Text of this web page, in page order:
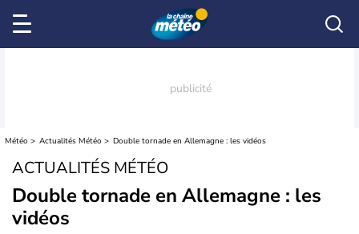
Météo Actualités Météo Double tornade en Allemagne : les vidéos
ACTUALITÉS MÉTÉO
Double tornade en Allemagne : les
vidéos